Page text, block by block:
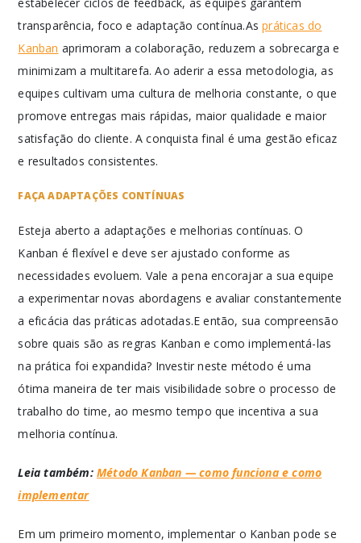
transparência, foco e adaptação contínua.Aspráticas do
Kanban aprimoram a colaboração, reduzem a sobrecarga e
minimizam a multitarefa. Ao aderir a essa metodologia, as
equipes cultivam uma cultura de melhoria constante, o que
promove entregas mais rápidas, maior qualidade e maior
satisfação do cliente. A conquista final é uma gestão eficaz
e resultados consistentes.
FAÇA ADAPTAÇÕES CONTÍNUAS
Esteja aberto a adaptações e melhorias contínuas. O
Kanban é flexível e deve ser ajustado conforme as
necessidades evoluem. Vale a pena encorajar a sua equipe
a experimentar novas abordagens e avaliar constantemente
a eficácia das práticas adotadas.E então, sua compreensão
sobre quais são as regras Kanban e como implementá-las
na prática foi expandida? Investir neste método é uma
ótima maneira de ter mais visibilidade sobre o processo de
trabalho do time, ao mesmo tempo que incentiva a sua
melhoria contínua.
Leia também:Método Kanban — como funciona e como
implementar
Em um primeiro momento, implementar o Kanban pode se